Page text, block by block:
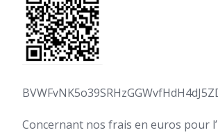
Concernant nos frais en euros pour